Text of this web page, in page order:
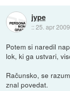
jype
::25. apr
Potem si naredil
lok, ki ga ustvari,
Računsko, se
znal povedat.